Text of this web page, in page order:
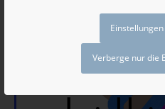
Verberge nur die